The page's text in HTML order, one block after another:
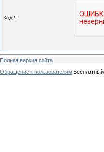
Код *:
Полная версия сайта
Обращение к пользователям Бесплатный